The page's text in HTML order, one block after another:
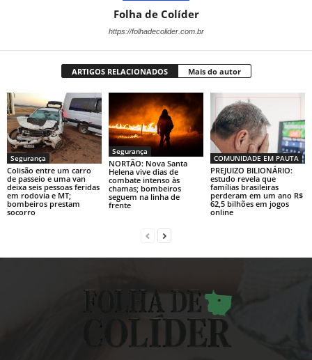
Folha de Colíder
https://folhadecolider.com.br
ARTIGOS RELACIONADOS Mais do autor
Segurança
Colisão entre um carro
de passeio e uma van
deixa seis pessoas feridas
em rodovia e MT;
bombeiros prestam
socorro
Segurança
NORTÃO: Nova Santa
Helena vive dias de
combate intenso às
chamas; bombeiros
seguem na linha de
frente
COMUNIDADE EM PAUTA
PREJUIZO BILIONÁRIO:
estudo revela que
famílias brasileiras
perderam em um ano R$
62,5 bilhões em jogos
online